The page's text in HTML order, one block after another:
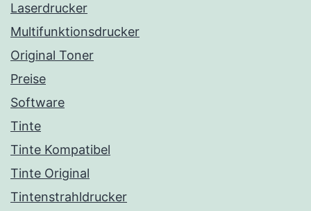
Laserdrucker
Multifunktionsdrucker
Original Toner
Preise
Software
Tinte
Tinte Kompatibel
Tinte Original
Tintenstrahldrucker